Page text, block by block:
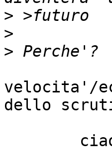
>
>
>
velocita'/
dello